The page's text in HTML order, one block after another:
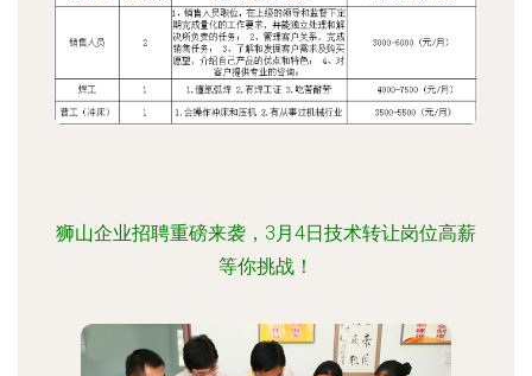
狮山企业招聘重磅来袭，3月4日技术转让岗位高薪
等你挑战！